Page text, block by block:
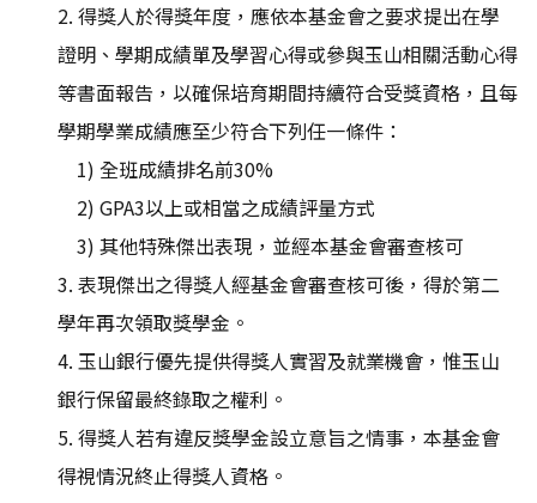
2. 得獎人於得獎年度，應依本基金會之要求提出在學
證明、學期成績單及學習心得或參與玉山相關活動心得
等書面報告，以確保培育期間持續符合受獎資格，且每
學期學業成績應至少符合下列任一條件：
1) 全班成績排名前30%
2) GPA3以上或相當之成績評量方式
3) 其他特殊傑出表現，並經本基金會審查核可
3. 表現傑出之得獎人經基金會審查核可後，得於第二
學年再次領取獎學金。
4. 玉山銀行優先提供得獎人實習及就業機會，惟玉山
銀行保留最終錄取之權利。
5. 得獎人若有違反獎學金設立意旨之情事，本基金會
得視情況終止得獎人資格。